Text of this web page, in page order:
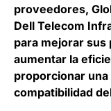
proveedores,
Dell Telecom
para mejorar sus
aumentar la
proporcionar
compatibilidad